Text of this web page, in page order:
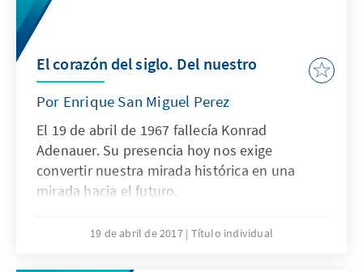
El corazón del siglo. Del nuestro
Por Enrique San Miguel Perez
El 19 de abril de 1967 fallecía Konrad
Adenauer. Su presencia hoy nos exige
convertir nuestra mirada histórica en una
mirada hacia el futuro.
19 de abril de 2017 Título individual